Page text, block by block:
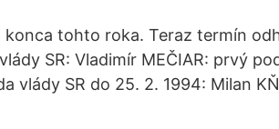
tohto roka. Teraz termín
SR: Vladimír MEČIAR: prvý
vlády SR do 25. 2. 1994: Milan